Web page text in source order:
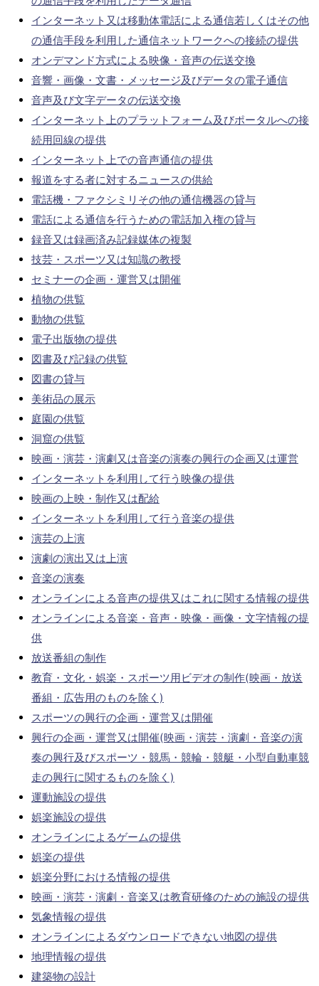
インターネット又は移動体電話による通信若しくはその他
の通信手段を利用した通信ネットワークへの接続の提供
オンデマンド方式による映像・音声の伝送交換
音響・画像・文書・メッセージ及びデータの電子通信
音声及び文字データの伝送交換
インターネット上のプラットフォーム及びポータルへの接
続用回線の提供
インターネット上での音声通信の提供
報道をする者に対するニュースの供給
電話機・ファクシミリその他の通信機器の貸与
電話による通信を行うための電話加入権の貸与
録音又は録画済み記録媒体の複製
技芸・スポーツ又は知識の教授
セミナーの企画・運営又は開催
植物の供覧
動物の供覧
電子出版物の提供
図書及び記録の供覧
図書の貸与
美術品の展示
庭園の供覧
洞窟の供覧
映画・演芸・演劇又は音楽の演奏の興行の企画又は運営
インターネットを利用して行う映像の提供
映画の上映・制作又は配給
インターネットを利用して行う音楽の提供
演芸の上演
演劇の演出又は上演
音楽の演奏
オンラインによる音声の提供又はこれに関する情報の提供
オンラインによる音楽・音声・映像・画像・文字情報の提
供
放送番組の制作
教育・文化・娯楽・スポーツ用ビデオの制作(映画・放送
番組・広告用のものを除く)
スポーツの興行の企画・運営又は開催
興行の企画・運営又は開催(映画・演芸・演劇・音楽の演
奏の興行及びスポーツ・競馬・競輪・競艇・小型自動車競
走の興行に関するものを除く)
運動施設の提供
娯楽施設の提供
オンラインによるゲームの提供
娯楽の提供
娯楽分野における情報の提供
映画・演芸・演劇・音楽又は教育研修のための施設の提供
気象情報の提供
オンラインによるダウンロードできない地図の提供
地理情報の提供
建築物の設計